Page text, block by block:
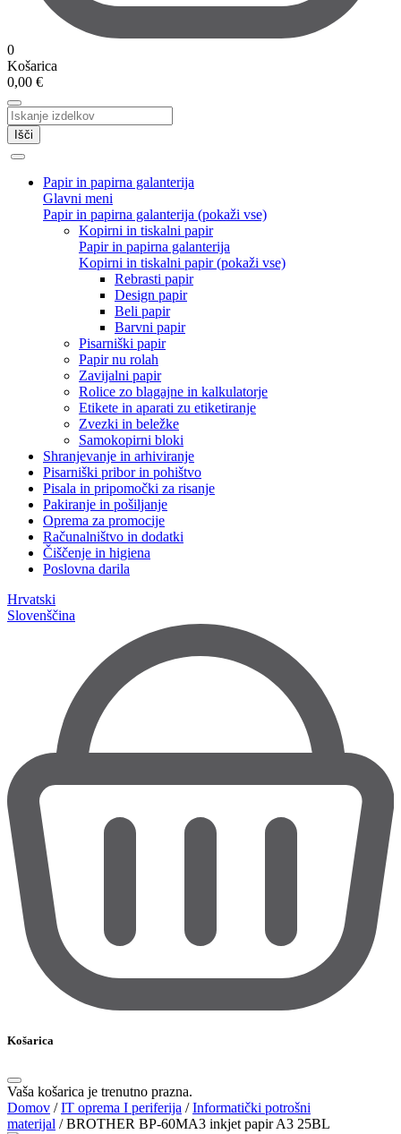
0
Košarica
0,00 €
Išči
Papir in papirna galanterija
Glavni meni
Papir in papirna galanterija (pokaži vse)
Kopirni in tiskalni papir
Papir in papirna galanterija
Kopirni in tiskalni papir (pokaži vse)
Rebrasti papir
Design papir
Beli papir
Barvni papir
Pisarniški papir
Papir nu rolah
Zavijalni papir
Rolice zo blagajne in kalkulatorje
Etikete in aparati zu etiketiranje
Zvezki in beležke
Samokopirni bloki
Shranjevanje in arhiviranje
Pisarniški pribor in pohištvo
Pisala in pripomočki za risanje
Pakiranje in pošiljanje
Oprema za promocije
Računalništvo in dodatki
Čiščenje in higiena
Poslovna darila
Hrvatski
Slovenščina
Košarica
Vaša košarica je trenutno prazna.
Domov /IT oprema I periferija /Informatički potrošni
materijal /BROTHER BP-60MA3 inkjet papir A3 25BL